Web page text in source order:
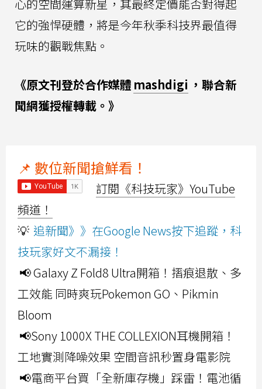
心的空間運算新星，其最終定價能否對得起
它的強悍硬體，將是今年秋季科技界最值得
玩味的觀戰焦點。
《原文刊登於合作媒體 mashdigi ，聯合新
聞網獲授權轉載。》
📌 數位新聞搶鮮看！
訂閱《科技玩家》YouTube
頻道！
💡 追新聞》》在Google News按下追蹤，科
技玩家好文不漏接！
📢 Galaxy Z Fold8 Ultra開箱！摺痕退散、多
工效能 同時爽玩Pokemon GO、Pikmin
Bloom
📢Sony 1000X THE COLLEXION耳機開箱！
工地實測降噪效果 空間音訊秒置身電影院
📢電商平台買「全新庫存機」踩雷！電池循